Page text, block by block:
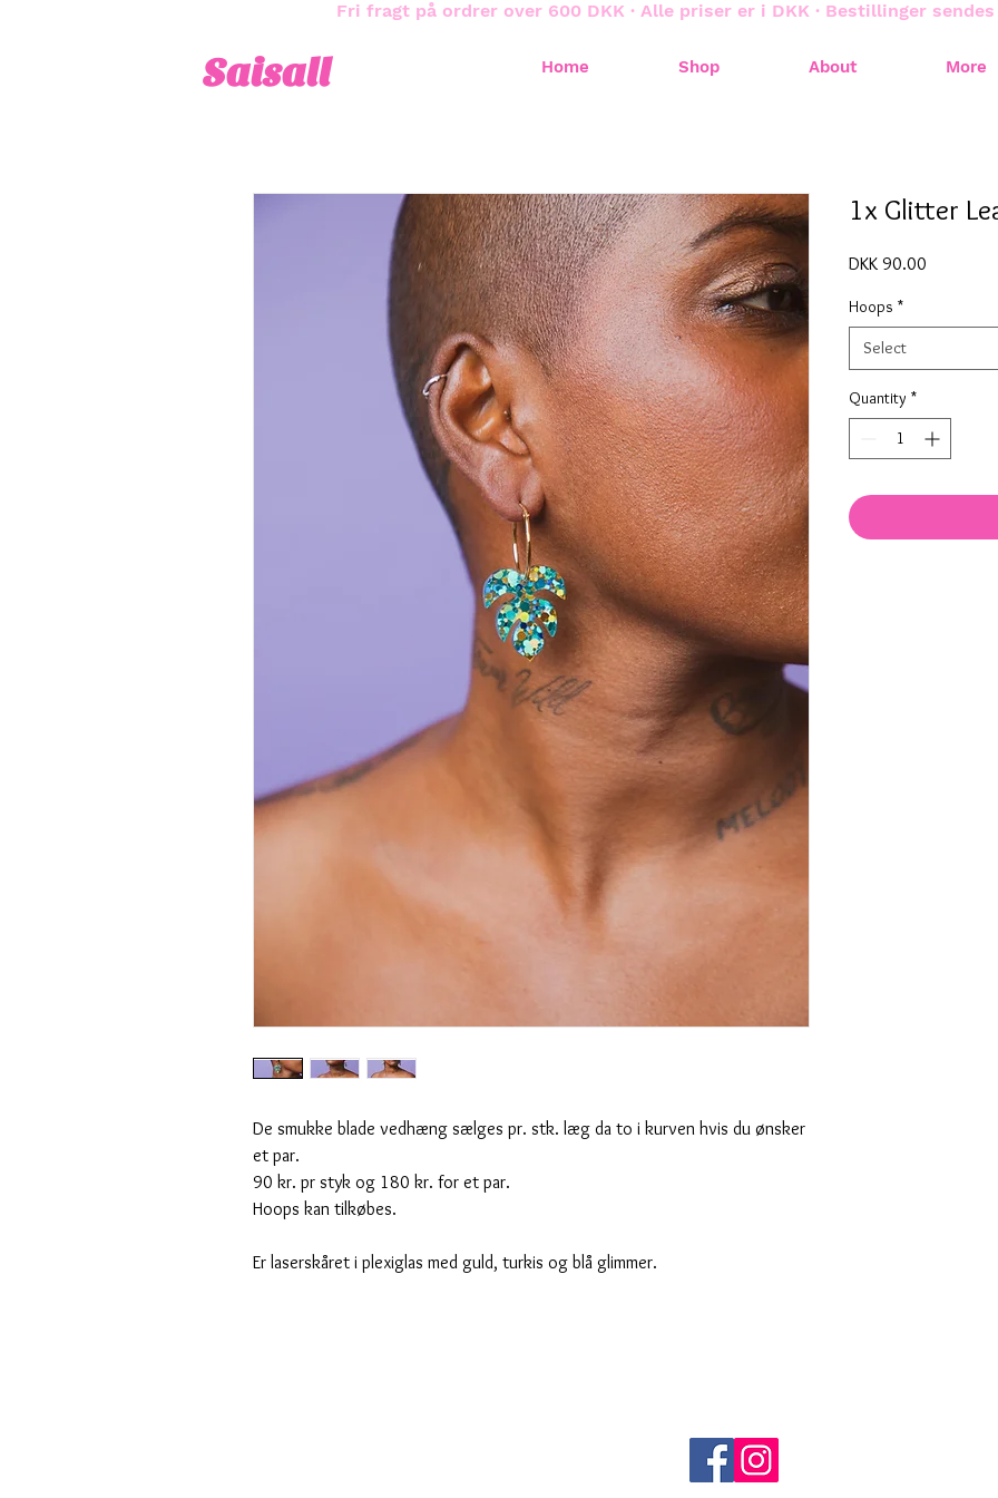
Fri fragt på ordrer over 600 DKK · Alle priser er i DKK · Bestillinger
Saisall Home Shop About More
De smukke blade vedhæng s​ælges pr. stk. læg da to i kurven hvis du ønsker
et par.
90 kr. pr styk og 180 kr. for et par.
Hoops kan tilkøbes.
Er laserskåret i plexiglas med guld, turkis og blå glimmer.
1x Glitter
DKK 90.00
Hoops *
Select
Quantity *